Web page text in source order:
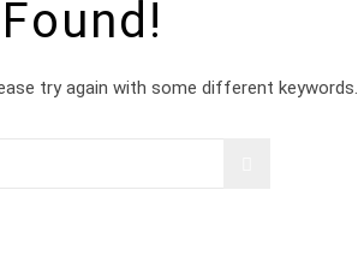
try again with some different keywords.